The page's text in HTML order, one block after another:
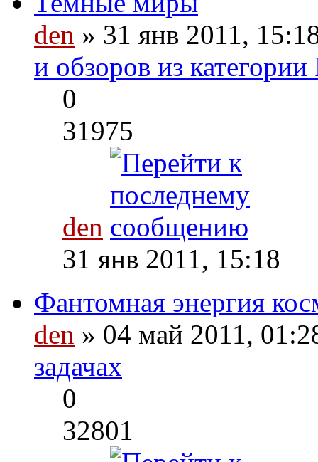
den » 31 янв 2011,
и обзоров из категории
0
31975
den
31 янв 2011, 15:18
Фантомная энергия
den » 04 май 2011,
задачах
0
32801